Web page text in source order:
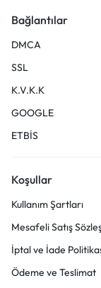
Bağlantılar
DMCA
SSL
K.V.K.K
GOOGLE
ETBİS
Koşullar
Kullanım Şartları
Mesafeli Satış
İptal ve İade
Ödeme ve Teslimat